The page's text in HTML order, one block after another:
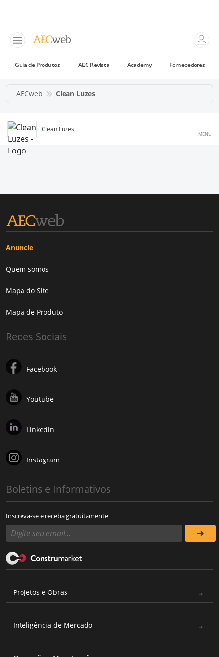
Guia de Produtos AEC Revista Academy Fornecedores
AECweb Clean Luzes
Clean Luzes
MENU
Anuncie
Quem somos
Mapa do Site
Mapa de Produto
Redes Sociais
Facebook
Youtube
Linkedin
Instagram
Boletins e Informativos
Inscreva-se e receba gratuitamente
Projetos e Obras
Inteligência de Mercado